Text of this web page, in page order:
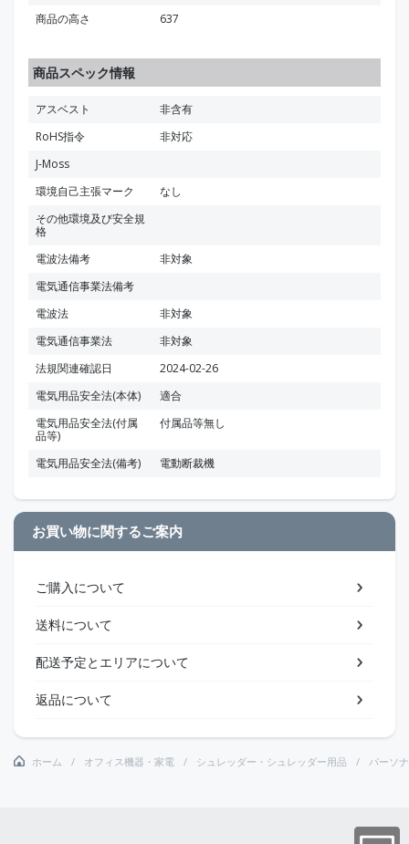
商品の高さ
637
商品スペック情報
アスベスト
非含有
RoHS指令
非対応
J-Moss
環境自己主張マーク
なし
その他環境及び安全規
格
電波法備考
非対象
電気通信事業法備考
電波法
非対象
電気通信事業法
非対象
法規関連確認日
2024-02-26
電気用品安全法(本体)
適合
電気用品安全法(付属
品等)
付属品等無し
電気用品安全法(備考) 電動断裁機
お買い物に関するご案内
ご購入について
送料について
配送予定とエリアについて
返品について
ホーム オフィス機器・家電 シュレッダー・シュレッダー用品 パーソ